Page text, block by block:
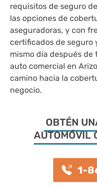
requisitos de seguro
las opciones de
aseguradoras, y con
certificados de seguro
mismo día después de
auto comercial en
camino hacia la
negocio.
OBTÉN
AUTOMÓVIL
1-